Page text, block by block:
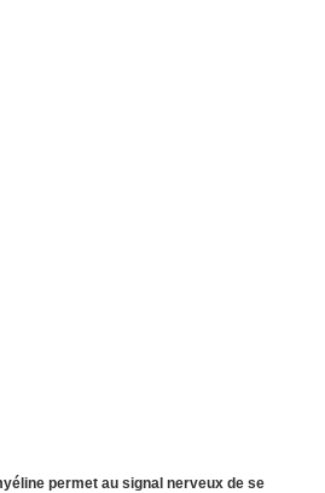
permet au signal nerveux de se